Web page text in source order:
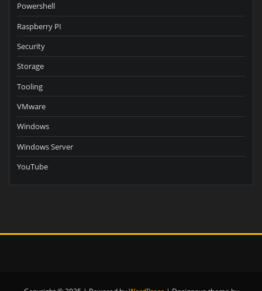
Powershell
Raspberry PI
Security
Storage
Tooling
VMware
Windows
Windows Server
YouTube